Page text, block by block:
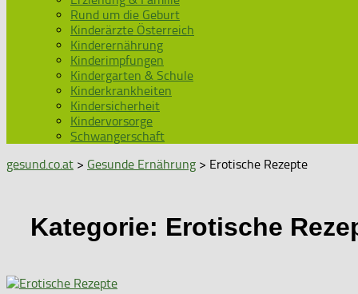
Rund um die Geburt
Kinderärzte Österreich
Kinderernährung
Kinderimpfungen
Kindergarten & Schule
Kinderkrankheiten
Kindersicherheit
Kindervorsorge
Schwangerschaft
gesund.co.at > Gesunde Ernährung > Erotische Rezepte
Kategorie: Erotische